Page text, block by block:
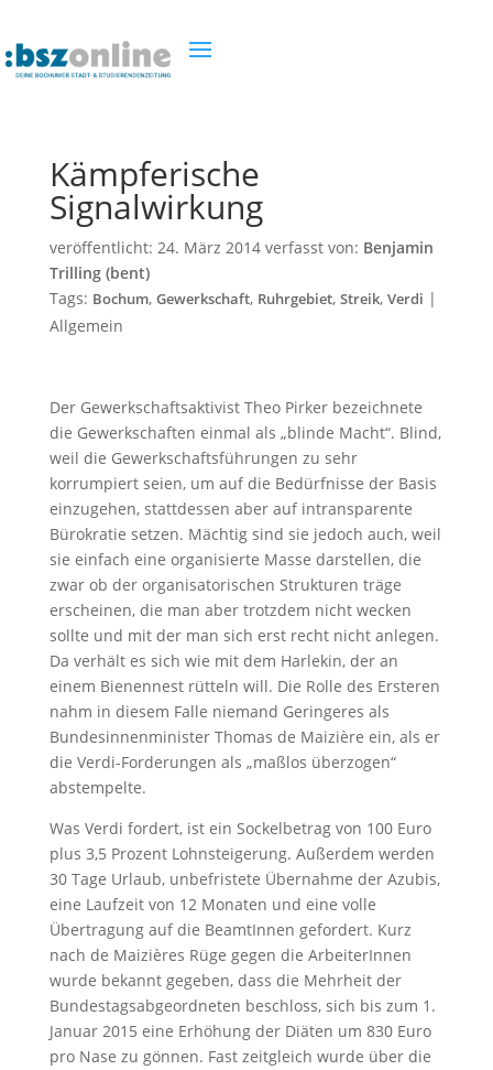
Kämpferische
Signalwirkung
veröffentlicht: 24. März 2014verfasst von: Benjamin
Trilling (bent)
Tags: Bochum, Gewerkschaft, Ruhrgebiet, Streik, Verdi |
Allgemein
Der Gewerkschaftsaktivist Theo Pirker bezeichnete
die Gewerkschaften einmal als „blinde Macht“. Blind,
weil die Gewerkschaftsführungen zu sehr
korrumpiert seien, um auf die Bedürfnisse der Basis
einzugehen, stattdessen aber auf intransparente
Bürokratie setzen. Mächtig sind sie jedoch auch, weil
sie einfach eine organisierte Masse darstellen, die
zwar ob der organisatorischen Strukturen träge
erscheinen, die man aber trotzdem nicht wecken
sollte und mit der man sich erst recht nicht anlegen.
Da verhält es sich wie mit dem Harlekin, der an
einem Bienennest rütteln will. Die Rolle des Ersteren
nahm in diesem Falle niemand Geringeres als
Bundesinnenminister Thomas de Maizière ein, als er
die Verdi-Forderungen als „maßlos überzogen“
abstempelte.
Was Verdi fordert, ist ein Sockelbetrag von 100 Euro
plus 3,5 Prozent Lohnsteigerung. Außerdem werden
30 Tage Urlaub, unbefristete Übernahme der Azubis,
eine Laufzeit von 12 Monaten und eine volle
Übertragung auf die BeamtInnen gefordert. Kurz
nach de Maizières Rüge gegen die ArbeiterInnen
wurde bekannt gegeben, dass die Mehrheit der
Bundestagsabgeordneten beschloss, sich bis zum 1.
Januar 2015 eine Erhöhung der Diäten um 830 Euro
pro Nase zu gönnen. Fast zeitgleich wurde über die